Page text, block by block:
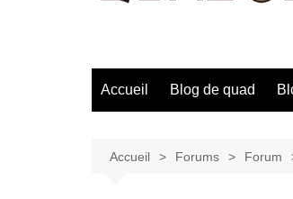
Accueil Blog de quad
Accueil Forums Forum